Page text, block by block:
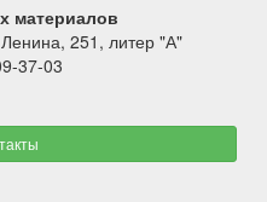
материалов
251, литер "А"
37-03